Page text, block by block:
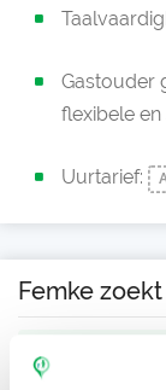
Gastouder
flexibele
Uurtarief:
Femke
Ochtend